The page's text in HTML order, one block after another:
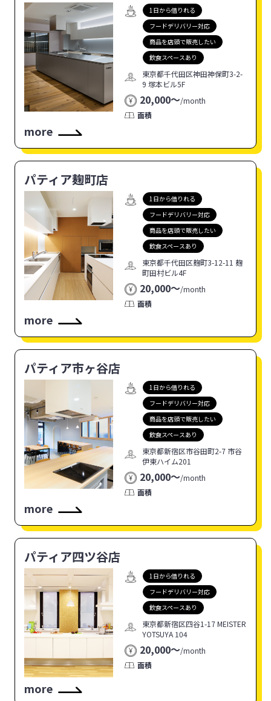
1日から借りれる
フードデリバリー対応
商品を店頭で販売したい
飲食スペースあり
東京都千代田区神田神保町3-2-
9 塚本ビル5F
20,000〜/month
面積
more
パティア麹町店
1日から借りれる
フードデリバリー対応
商品を店頭で販売したい
飲食スペースあり
東京都千代田区麹町3-12-11 麹
町田村ビル4F
20,000〜/month
面積
more
パティア市ヶ谷店
1日から借りれる
フードデリバリー対応
商品を店頭で販売したい
飲食スペースあり
東京都新宿区市谷田町2-7 市谷
伊東ハイム201
20,000〜/month
面積
more
パティア四ツ谷店
1日から借りれる
フードデリバリー対応
飲食スペースあり
東京都新宿区四谷1-17 MEISTER
YOTSUYA 104
20,000〜/month
面積
more